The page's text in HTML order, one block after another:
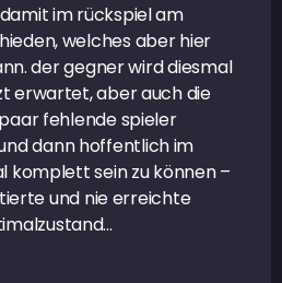
im rückspiel am
welches aber hier
der gegner wird diesmal
erwartet, aber auch die
fehlende spieler
dann hoffentlich im
komplett sein zu können –
und nie erreichte